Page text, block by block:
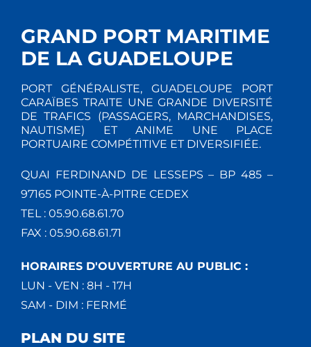
GRAND PORT MARITIME
DE LA GUADELOUPE
PORT GÉNÉRALISTE, GUADELOUPE PORT
CARAÏBES TRAITE UNE GRANDE DIVERSITÉ
DE TRAFICS (PASSAGERS, MARCHANDISES,
NAUTISME) ET ANIME UNE PLACE
PORTUAIRE COMPÉTITIVE ET DIVERSIFIÉE.
QUAI FERDINAND DE LESSEPS – BP 485 –
97165 POINTE-À-PITRE CEDEX
TEL : 05.90.68.61.70
FAX : 05.90.68.61.71
HORAIRES D'OUVERTURE AU PUBLIC :
LUN - VEN : 8H - 17H
SAM - DIM : FERMÉ
PLAN DU SITE